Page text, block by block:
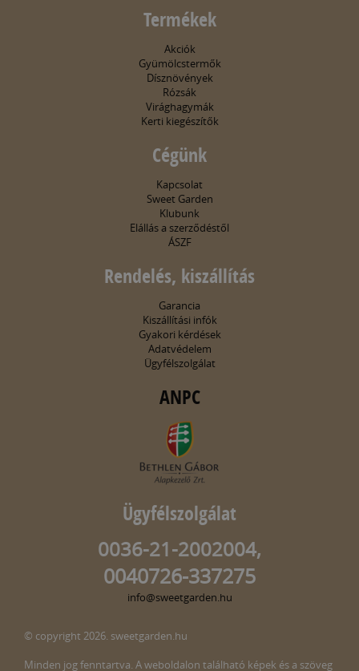
Termékek
Akciók
Gyümölcstermők
Dísznövények
Rózsák
Virághagymák
Kerti kiegészítők
Cégünk
Kapcsolat
Sweet Garden
Klubunk
Elállás a szerződéstől
ÁSZF
Rendelés, kiszállítás
Garancia
Kiszállítási infók
Gyakori kérdések
Adatvédelem
Ügyfélszolgálat
ANPC
Ügyfélszolgálat
0036-21-2002004,
0040726-337275
info@sweetgarden.hu
© copyright 2026. sweetgarden.hu
Minden jog fenntartva. A weboldalon található képek és a szöveg